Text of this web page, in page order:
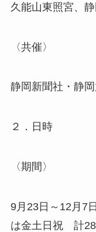
久能山東照宮、
〈共催〉
静岡新聞社・静
２．日時
〈期間〉
9月23日～12月7
は金土日祝 計28